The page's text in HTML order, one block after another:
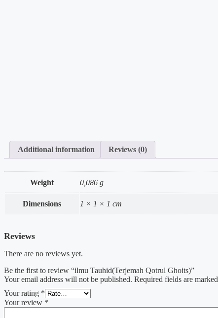
Additional information Reviews (0)
Weight 0,086 g
Dimensions 1 × 1 × 1 cm
Reviews
There are no reviews yet.
Be the first to review “ilmu Tauhid(Terjemah Qotrul Ghoits)”
Your email address will not be published. Required fields are marked
Your rating *
Your review *